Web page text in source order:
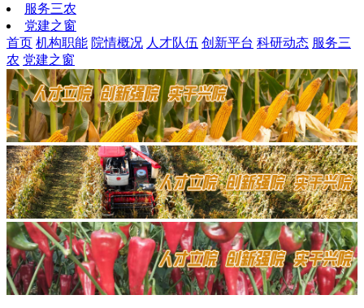
服务三农
党建之窗
首页 机构职能 院情概况 人才队伍 创新平台 科研动态 服务三
农 党建之窗